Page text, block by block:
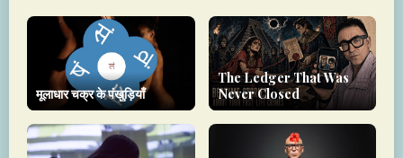
मूलाधार चक्र के पंखुड़ियाँ
The Ledger That Was
Never Closed